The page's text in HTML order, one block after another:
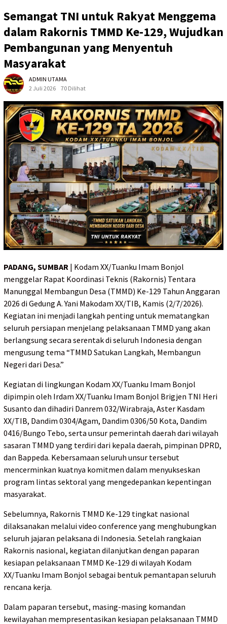
Semangat TNI untuk Rakyat Menggema
dalam Rakornis TMMD Ke-129, Wujudkan
Pembangunan yang Menyentuh
Masyarakat
ADMIN UTAMA
2 Juli 2026
70 Dilihat
PADANG, SUMBAR | Kodam XX/Tuanku Imam Bonjol
menggelar Rapat Koordinasi Teknis (Rakornis) Tentara
Manunggal Membangun Desa (TMMD) Ke-129 Tahun Anggaran
2026 di Gedung A. Yani Makodam XX/TIB, Kamis (2/7/2026).
Kegiatan ini menjadi langkah penting untuk mematangkan
seluruh persiapan menjelang pelaksanaan TMMD yang akan
berlangsung secara serentak di seluruh Indonesia dengan
mengusung tema “TMMD Satukan Langkah, Membangun
Negeri dari Desa.”
Kegiatan di lingkungan Kodam XX/Tuanku Imam Bonjol
dipimpin oleh Irdam XX/Tuanku Imam Bonjol Brigjen TNI Heri
Susanto dan dihadiri Danrem 032/Wirabraja, Aster Kasdam
XX/TIB, Dandim 0304/Agam, Dandim 0306/50 Kota, Dandim
0416/Bungo Tebo, serta unsur pemerintah daerah dari wilayah
sasaran TMMD yang terdiri dari kepala daerah, pimpinan DPRD,
dan Bappeda. Kebersamaan seluruh unsur tersebut
mencerminkan kuatnya komitmen dalam menyukseskan
program lintas sektoral yang mengedepankan kepentingan
masyarakat.
Sebelumnya, Rakornis TMMD Ke-129 tingkat nasional
dilaksanakan melalui video conference yang menghubungkan
seluruh jajaran pelaksana di Indonesia. Setelah rangkaian
Rakornis nasional, kegiatan dilanjutkan dengan paparan
kesiapan pelaksanaan TMMD Ke-129 di wilayah Kodam
XX/Tuanku Imam Bonjol sebagai bentuk pemantapan seluruh
rencana kerja.
Dalam paparan tersebut, masing-masing komandan
kewilayahan mempresentasikan kesiapan pelaksanaan TMMD